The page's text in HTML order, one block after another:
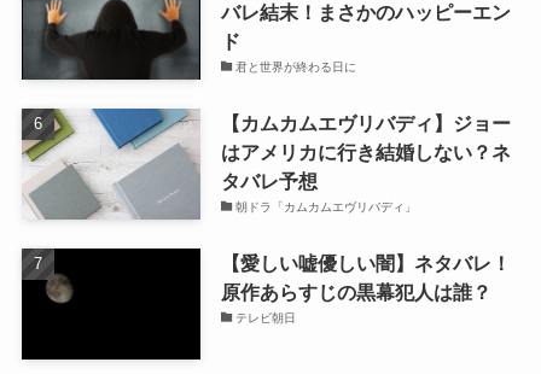
バレ結末！まさかのハッピーエン
ド
君と世界が終わる日に
【カムカムエヴリバディ】ジョー
はアメリカに行き結婚しない？ネ
タバレ予想
朝ドラ「カムカムエヴリバディ」
【愛しい嘘優しい闇】ネタバレ！
原作あらすじの黒幕犯人は誰？
テレビ朝日